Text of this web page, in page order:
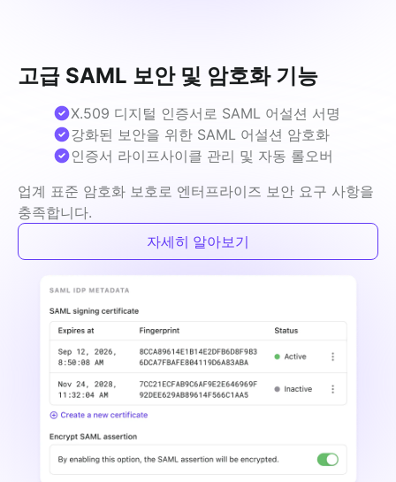
고급 SAML 보안 및 암호화 기능
업계 표준 암호화 보호로 엔터프라이즈 보안 요구 사항을
충족합니다.
X.509 디지털 인증서로 SAML 어설션 서명
강화된 보안을 위한 SAML 어설션 암호화
인증서 라이프사이클 관리 및 자동 롤오버
자세히 알아보기